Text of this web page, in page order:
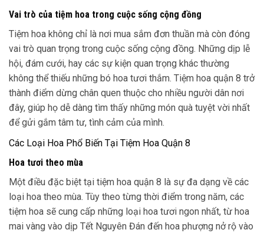
Vai trò của tiệm hoa trong cuộc sống cộng đồng
Tiệm hoa không chỉ là nơi mua sắm đơn thuần mà còn đóng
vai trò quan trọng trong cuộc sống cộng đồng. Những dịp lễ
hội, đám cưới, hay các sự kiện quan trọng khác thường
không thể thiếu những bó hoa tươi thắm. Tiệm hoa quận 8 trở
thành điểm dừng chân quen thuộc cho nhiều người dân nơi
đây, giúp họ dễ dàng tìm thấy những món quà tuyệt vời nhất
để gửi gắm tâm tư, tình cảm của mình.
Các Loại Hoa Phổ Biến Tại Tiệm Hoa Quận 8
Hoa tươi theo mùa
Một điều đặc biệt tại tiệm hoa quận 8 là sự đa dạng về các
loại hoa theo mùa. Tùy theo từng thời điểm trong năm, các
tiệm hoa sẽ cung cấp những loại hoa tươi ngon nhất, từ hoa
mai vàng vào dịp Tết Nguyên Đán đến hoa phượng nở rộ vào